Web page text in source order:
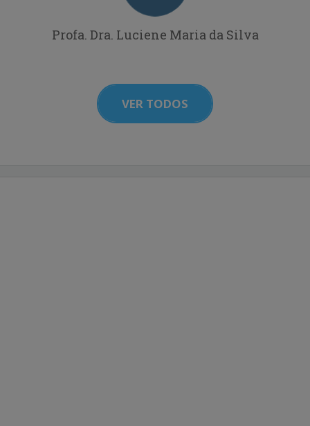
Profa. Dra. Luciene Maria da Silva
VER TODOS